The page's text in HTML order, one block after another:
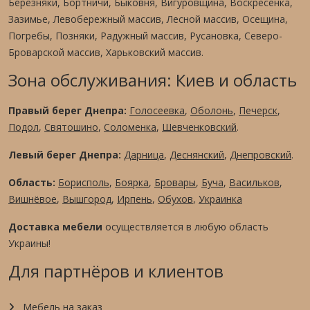
Зазимье, Левобережный массив, Лесной массив, Осещина,
Погребы, Позняки, Радужный массив, Русановка, Северо-
Броварской массив, Харьковский массив.
Зона обслуживания: Киев и область
Правый берег Днепра: Голосеевка, Оболонь, Печерск,
Подол, Святошино, Соломенка, Шевченковский.
Левый берег Днепра: Дарница, Деснянский, Днепровский.
Область: Борисполь, Боярка, Бровары, Буча, Васильков,
Вишнёвое, Вышгород, Ирпень, Обухов, Украинка
Доставка мебели осуществляется в любую область
Украины!
Для партнёров и клиентов
Мебель на заказ